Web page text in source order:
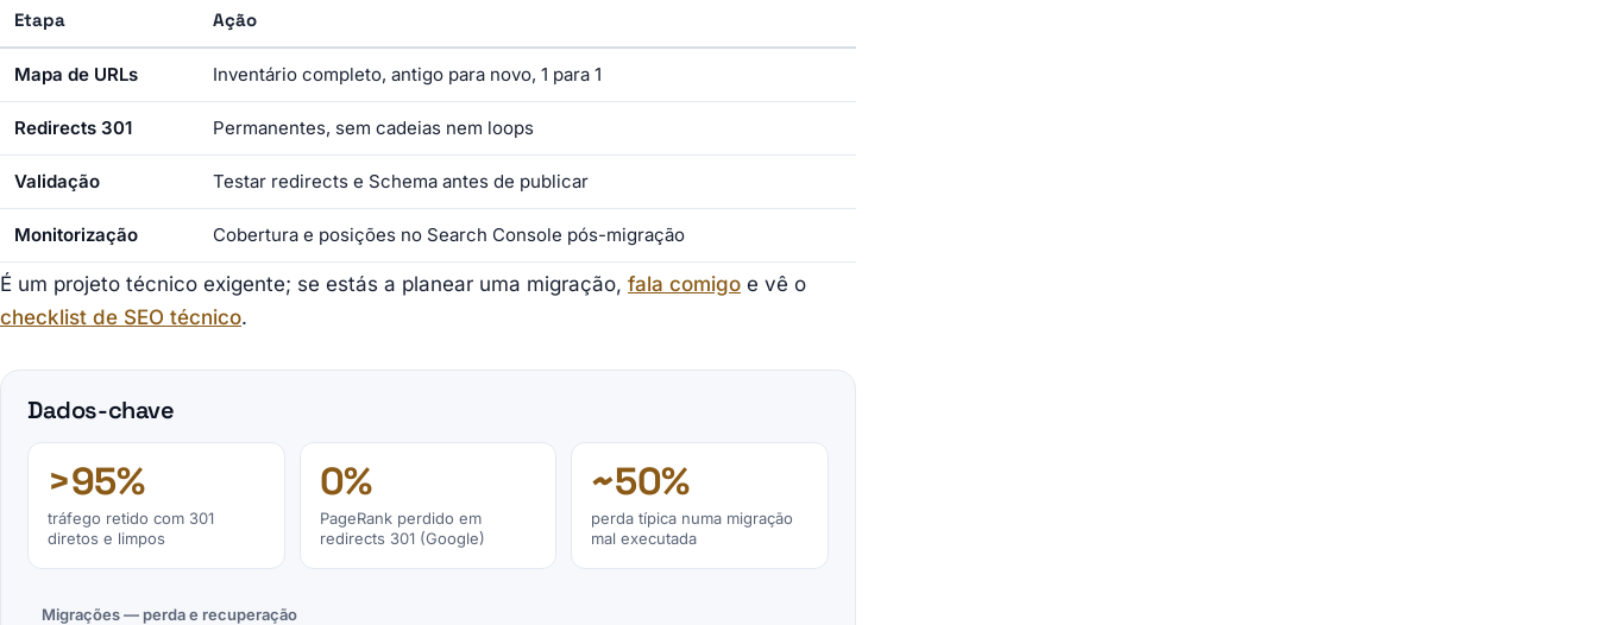
Etapa Ação
Mapa de URLs Inventário completo, antigo para novo, 1 para 1
Redirects 301 Permanentes, sem cadeias nem loops
Validação Testar redirects e Schema antes de publicar
Monitorização Cobertura e posições no Search Console pós-migração
É um projeto técnico exigente; se estás a planear uma migração, fala comigo e vê o
checklist de SEO técnico.
Dados-chave
>95%
tráfego retido com 301
diretos e limpos
0%
PageRank perdido em
redirects 301 (Google)
~50%
perda típica numa migração
mal executada
Migrações — perda e recuperação